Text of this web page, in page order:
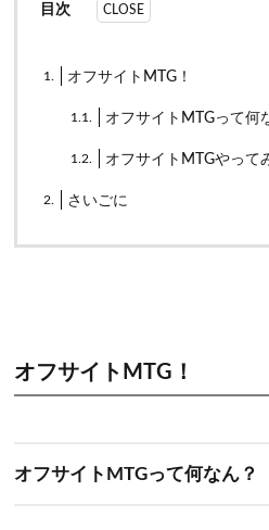
目次
1. オフサイトMTG！
1.1. オフサイトMTGって何
1.2. オフサイトMTGやって
2. さいごに
オフサイトMTG！
オフサイトMTGって何なん？